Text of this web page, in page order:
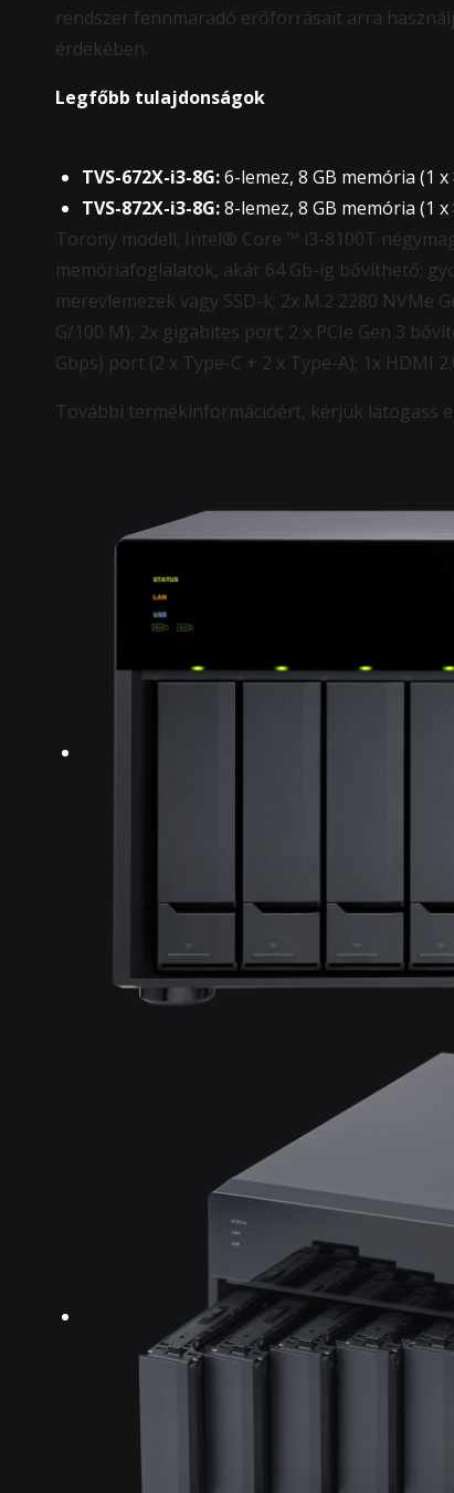
rendszer fennmaradó erőforrásait arra
érdekében.
Legfőbb tulajdonságok
TVS-672X-i3-8G:6-lemez, 8 GB memória (1 x
TVS-872X-i3-8G:8-lemez, 8 GB memória (1 x
Torony modell; Intel® Core ™ i3-8100T
memóriafoglalatok, akár 64 Gb-ig bővíthető;
merevlemezek vagy SSD-k; 2x M.2 2280 NVMe
G/100 M), 2x gigabites port; 2 x PCIe Gen 3
Gbps) port (2 x Type-C + 2 x Type-A); 1x HDMI
További termékinformációért, kérjük látogass